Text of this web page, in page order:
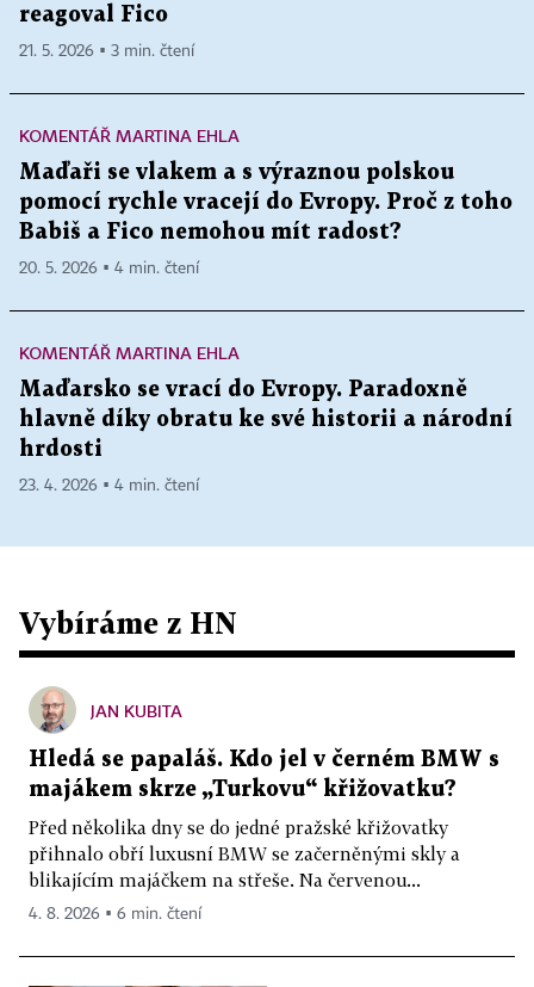
reagoval Fico
21. 5. 2026 ▪ 3 min. čtení
KOMENTÁŘ MARTINA EHLA
Maďaři se vlakem a s výraznou polskou
pomocí rychle vracejí do Evropy. Proč z toho
Babiš a Fico nemohou mít radost?
20. 5. 2026 ▪ 4 min. čtení
KOMENTÁŘ MARTINA EHLA
Maďarsko se vrací do Evropy. Paradoxně
hlavně díky obratu ke své historii a národní
hrdosti
23. 4. 2026 ▪ 4 min. čtení
Vybíráme z HN
JAN KUBITA
Hledá se papaláš. Kdo jel v černém BMW s
majákem skrze „Turkovu“ křižovatku?
Před několika dny se do jedné pražské křižovatky
přihnalo obří luxusní BMW se začerněnými skly a
blikajícím majáčkem na střeše. Na červenou...
4. 8. 2026 ▪ 6 min. čtení